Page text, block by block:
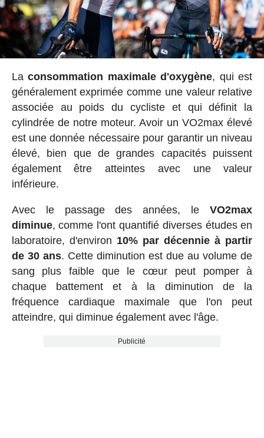
Laconsommation maximale d'oxygène, qui est
généralement exprimée comme une valeur relative
associée au poids du cycliste et qui définit la
cylindrée de notre moteur. Avoir un VO2max élevé
est une donnée nécessaire pour garantir un niveau
élevé, bien que de grandes capacités puissent
également être atteintes avec une valeur
inférieure.
Avec le passage des années, leVO2max
diminue, comme l'ont quantifié diverses études en
laboratoire, d'environ 10% par décennie à partir
de 30 ans. Cette diminution est due au volume de
sang plus faible que le cœur peut pomper à
chaque battement et à la diminution de la
fréquence cardiaque maximale que l'on peut
atteindre, qui diminue également avec l'âge.
Publicité